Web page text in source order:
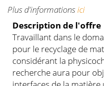
Plus d'informationsici
Description de l'offre
Travaillant dans le
pour le recyclage de
considérant la
recherche aura pour